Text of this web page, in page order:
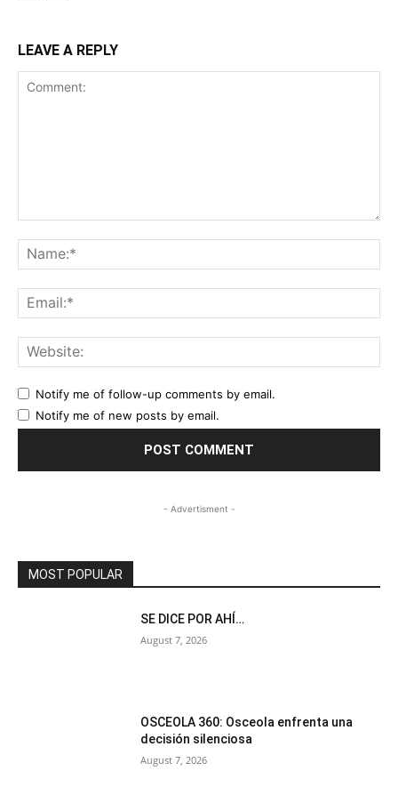
LEAVE A REPLY
Notify me of follow-up comments by email.
Notify me of new posts by email.
- Advertisment -
MOST POPULAR
SE DICE POR AHÍ…
August 7, 2026
OSCEOLA 360: Osceola enfrenta una
decisión silenciosa
August 7, 2026